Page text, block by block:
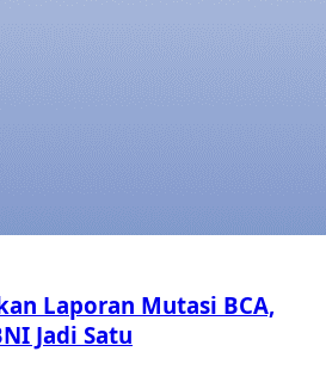
Laporan Mutasi BCA,
Jadi Satu